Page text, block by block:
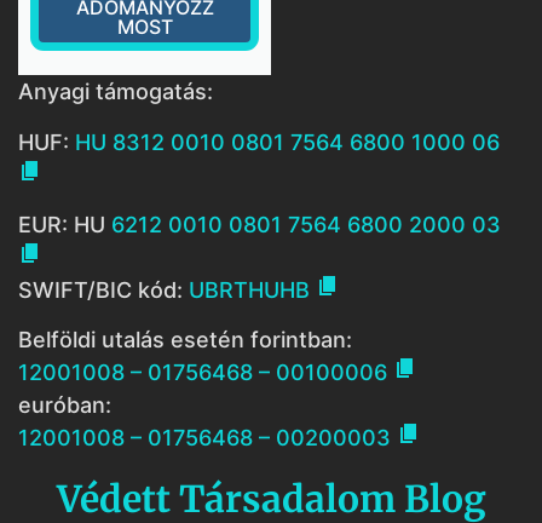
ADOMÁNYOZZ
MOST
Anyagi támogatás:
HUF: HU 8312 0010 0801 7564 6800 1000 06

EUR: HU 6212 0010 0801 7564 6800 2000 03

SWIFT/BIC kód: UBRTHUHB 
Belföldi utalás esetén forintban:
12001008 – 01756468 – 00100006 
euróban:
12001008 – 01756468 – 00200003 
Védett Társadalom Blog